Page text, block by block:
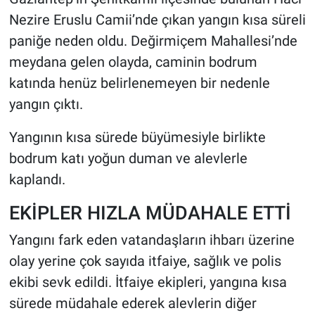
Nezire Eruslu Camii’nde çıkan yangın kısa süreli
paniğe neden oldu. Değirmiçem Mahallesi’nde
meydana gelen olayda, caminin bodrum
katında henüz belirlenemeyen bir nedenle
yangın çıktı.
Yangının kısa sürede büyümesiyle birlikte
bodrum katı yoğun duman ve alevlerle
kaplandı.
EKİPLER HIZLA MÜDAHALE ETTİ
Yangını fark eden vatandaşların ihbarı üzerine
olay yerine çok sayıda itfaiye, sağlık ve polis
ekibi sevk edildi. İtfaiye ekipleri, yangına kısa
sürede müdahale ederek alevlerin diğer
HABERDE İNSAN
POLİTİKA
SPOR
MAGAZİN
Bilim, Teknoloji